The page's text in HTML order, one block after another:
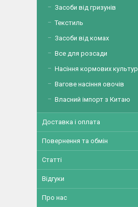
Засоби від гризунів
Текстиль
Засоби від комах
Все для розсади
Насіння кормових культур
Вагове насіння овочів
Власний імпорт з Китаю
Доставка і оплата
Повернення та обмін
Статті
Відгуки
Про нас